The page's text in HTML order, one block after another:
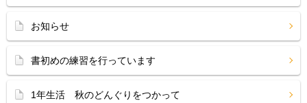
お知らせ
書初めの練習を行っています
1年生活 秋のどんぐりをつかって